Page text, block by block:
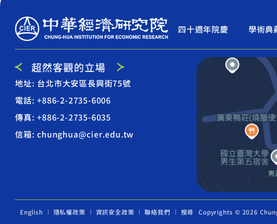
四十週年院慶 學術典
地址: 台北市大安區長興街75號
電話: +886-2-2735-6006
傳真: +886-2-2735-6035
信箱: chunghua@cier.edu.tw
English 隱私權政策 資訊安全政策 聯絡我們 搜尋 Copyrights © 2026